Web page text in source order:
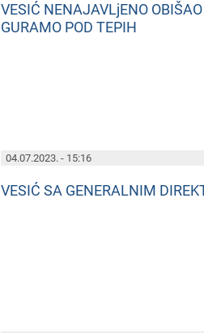
VESIĆ NENAJAVLjENO
GURAMO POD TEPIH
04.07.2023. - 15:16
VESIĆ SA GENERALNIM